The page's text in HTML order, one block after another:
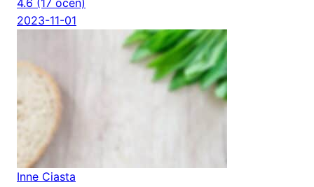
4.6 (17 ocen)
2023-11-01
Inne Ciasta